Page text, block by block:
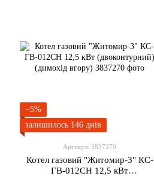
−5%
залишилось 146 днів
Артикул: 3837270
Котел газовий "Житомир-3" КС-
ГВ-012СН 12,5 кВт